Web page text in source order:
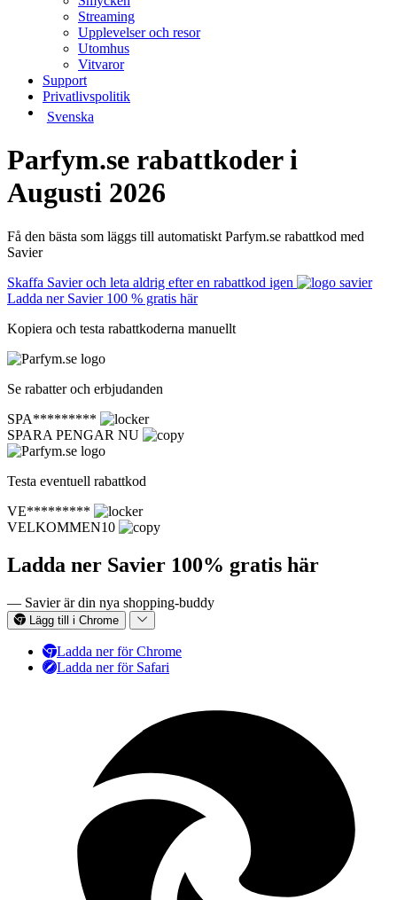
Streaming
Upplevelser och resor
Utomhus
Vitvaror
Support
Privatlivspolitik
Svenska
Parfym.se rabattkoder i
Augusti 2026
Få den bästa som läggs till automatiskt Parfym.se rabattkod med
Savier
Skaffa Savier och leta aldrig efter en rabattkod igen
Ladda ner Savier 100 % gratis här
Kopiera och testa rabattkoderna manuellt
Se rabatter och erbjudanden
SPA*********
SPARA PENGAR NU
Testa eventuell rabattkod
VE*********
VELKOMMEN10
Ladda ner Savier 100% gratis här
— Savier är din nya shopping-buddy
Lägg till i Chrome
Ladda ner för Chrome
Ladda ner för Safari